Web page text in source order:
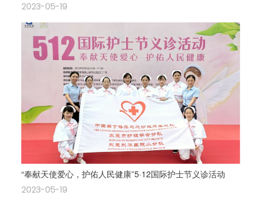
2023-05-19
“奉献天使爱心，护佑人民健康”5·12国际护士节义诊活动
2023-05-19